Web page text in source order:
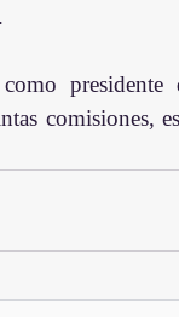
presidente
comisiones,